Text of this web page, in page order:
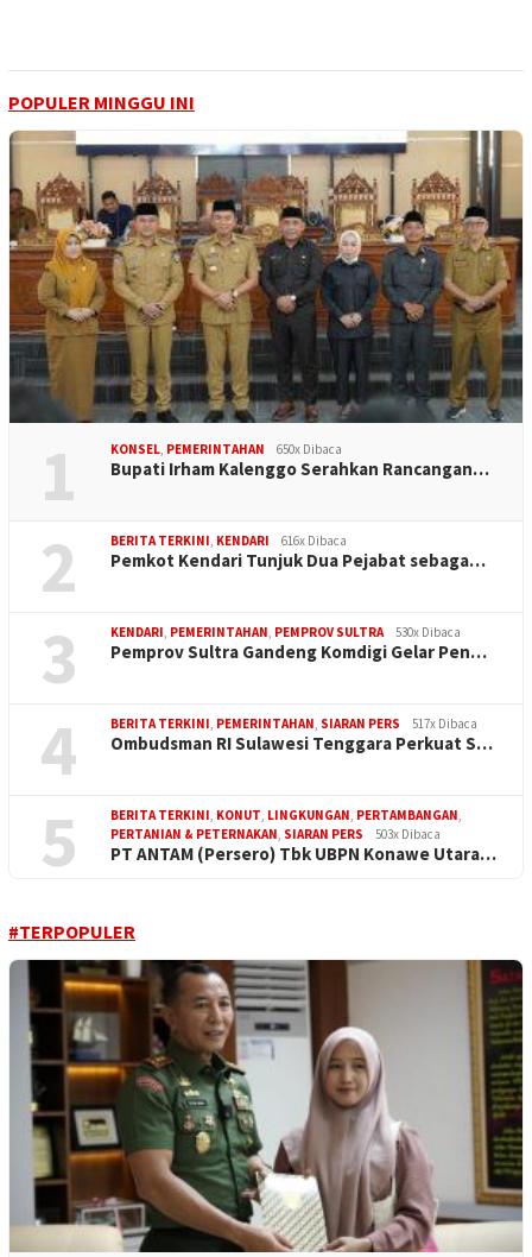
POPULER MINGGU INI
1 KONSEL PEMERINTAHAN 650x Dibaca
Bupati Irham Kalenggo Serahkan Rancangan…
2 BERITA TERKINI KENDARI 616x Dibaca
Pemkot Kendari Tunjuk Dua Pejabat sebaga…
3 KENDARI PEMERINTAHAN PEMPROV SULTRA 530x Dibaca
Pemprov Sultra Gandeng Komdigi Gelar Pen…
4 BERITA TERKINI PEMERINTAHAN SIARAN PERS 517x Dibaca
Ombudsman RI Sulawesi Tenggara Perkuat S…
5 BERITA TERKINI KONUT LINGKUNGAN PERTAMBANGAN
PERTANIAN & PETERNAKAN SIARAN PERS 503x Dibaca
PT ANTAM (Persero) Tbk UBPN Konawe Utara…
#TERPOPULER